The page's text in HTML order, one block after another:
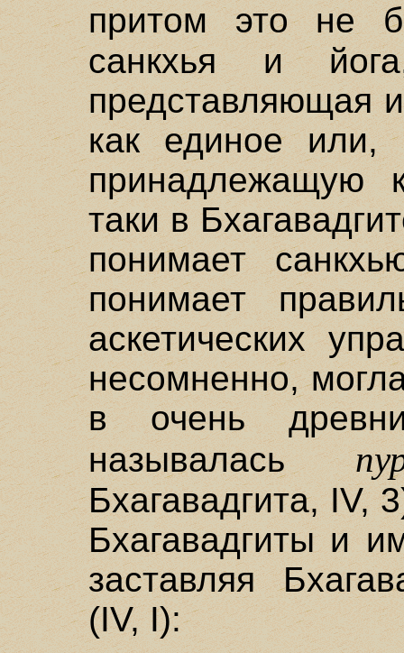
притом это не
санкхья и
представляющая
как единое или,
принадлежащую
таки в
понимает
понимает
аскетических
несомненно,
в очень
называлась
Бхагавадгита, IV,
Бхагавадгиты и
заставляя
(IV, I):